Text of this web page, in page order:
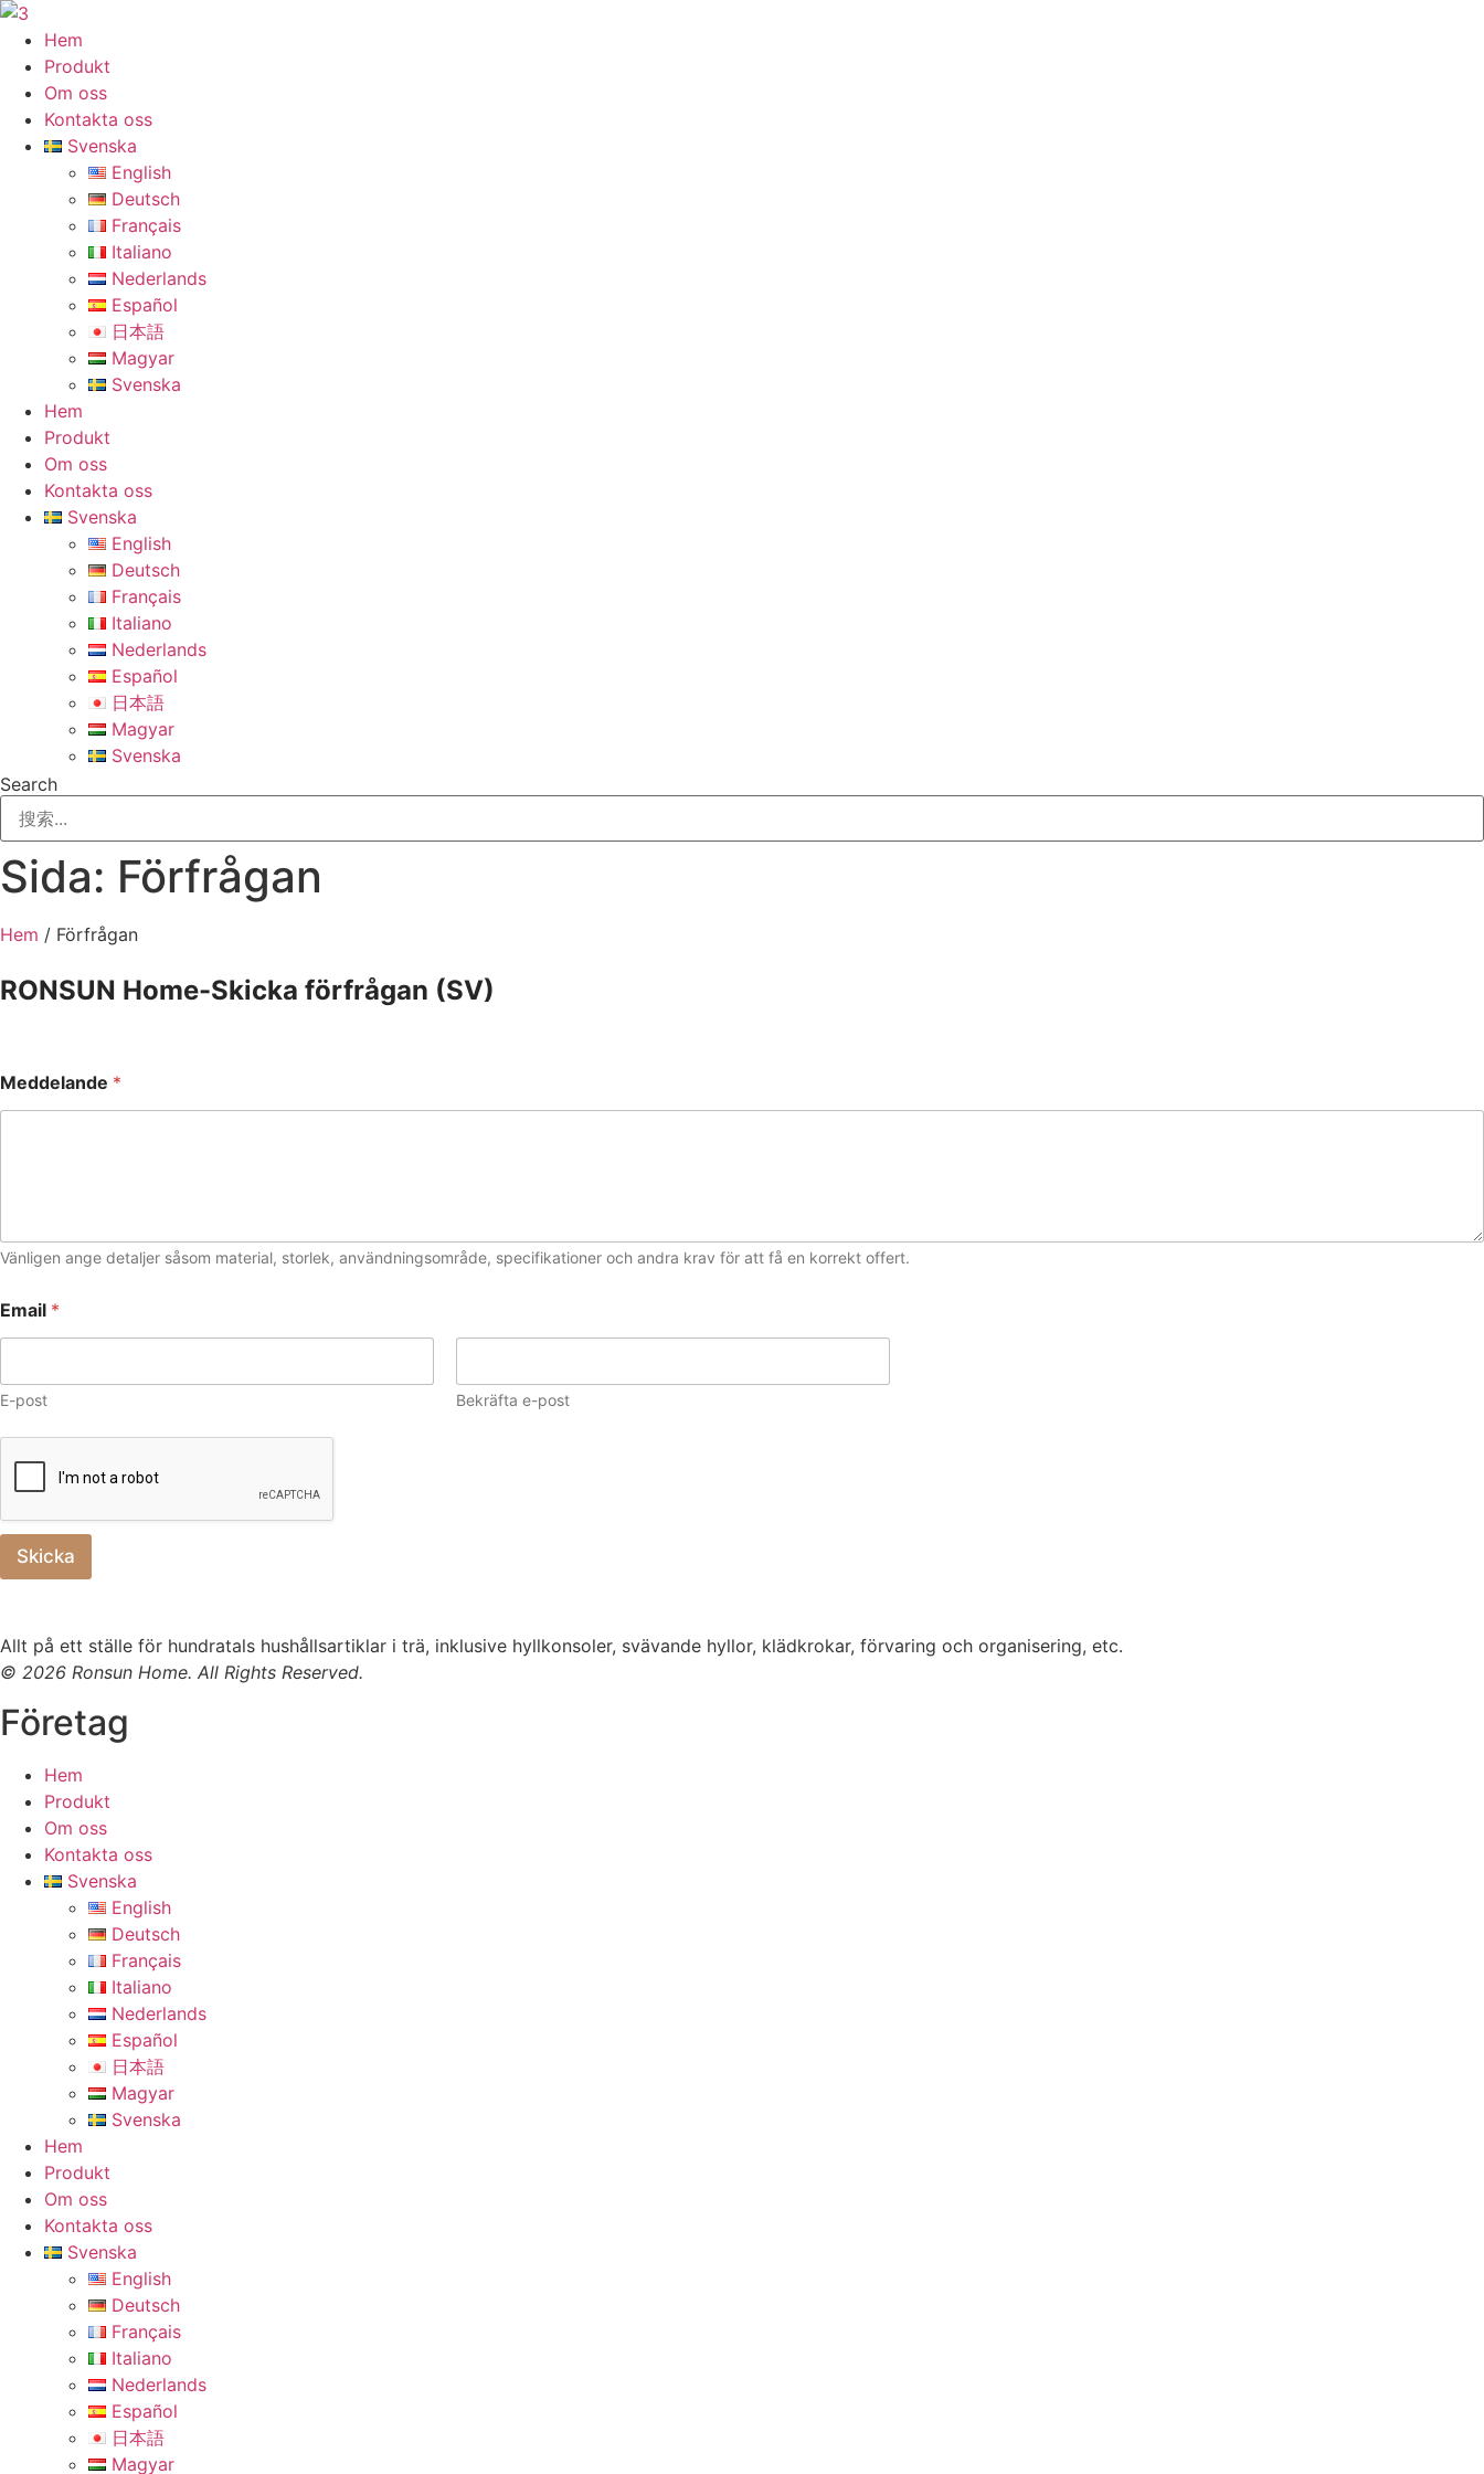
Hoppa
innehåll
Hem
Produkt
Om oss
Kontakta oss
Svenska
English
Deutsch
Français
Italiano
Nederlands
Español
日本語
Magyar
Svenska
Hem
Produkt
Om oss
Kontakta oss
Svenska
English
Deutsch
Français
Italiano
Nederlands
Español
日本語
Magyar
Svenska
Search
Sida: Förfrågan
Hem / Förfrågan
RONSUN Home-Skicka förfrågan (SV)
Meddelande *
Vänligen ange detaljer såsom material, storlek, användningsområde, specifikationer och andra krav för att få en korrekt offert.
e
d
e
l
n
m
Email *
E-post Bekräfta e-post
Skicka
Allt på ett ställe för hundratals hushållsartiklar i trä, inklusive hyllkonsoler, svävande hyllor, klädkrokar, förvaring och organisering, etc.
© 2026 Ronsun Home. All Rights Reserved.
Företag
Hem
Produkt
Om oss
Kontakta oss
Svenska
English
Deutsch
Français
Italiano
Nederlands
Español
日本語
Magyar
Svenska
Hem
Produkt
Om oss
Kontakta oss
Svenska
English
Deutsch
Français
Italiano
Nederlands
Español
日本語
Magyar